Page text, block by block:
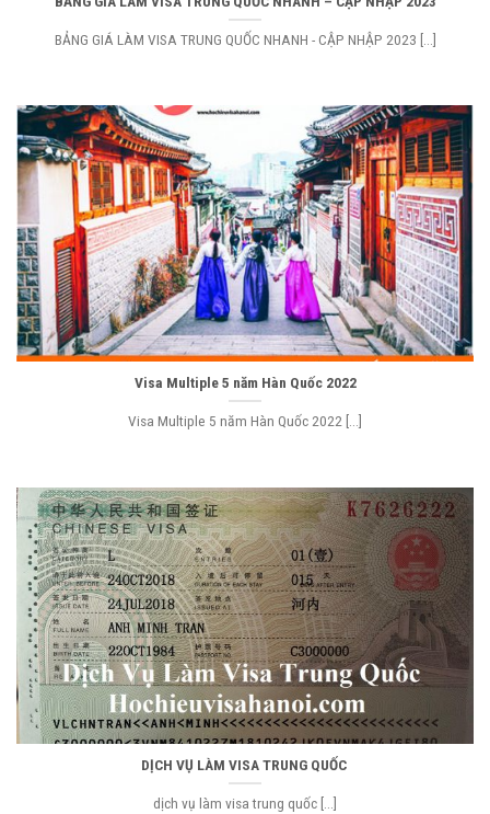
BẢNG GIÁ LÀM VISA TRUNG QUỐC NHANH - CẬP NHẬP 2023 [...]
Visa Multiple 5 năm Hàn Quốc 2022
Visa Multiple 5 năm Hàn Quốc 2022 [...]
DỊCH VỤ LÀM VISA TRUNG QUỐC
dịch vụ làm visa trung quốc [...]